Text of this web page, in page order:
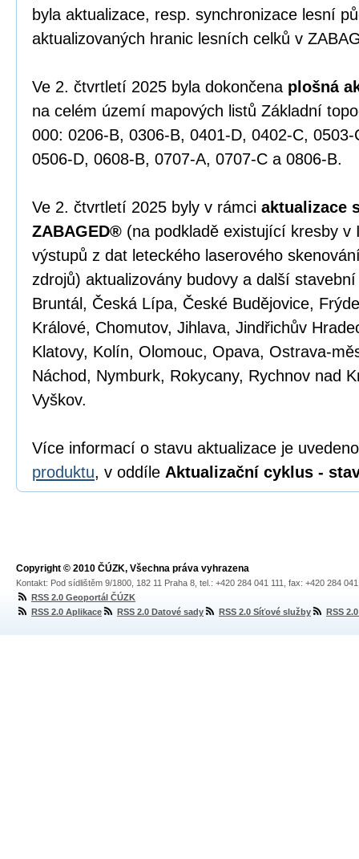
byla aktualizace, resp. synchronizace lesní
aktualizovaných hranic lesních celků v
Ve 2. čtvrtletí 2025 byla dokončena plošná
na celém území mapových listů Základní
000: 0206-B, 0306-B, 0401-D, 0402-C,
0506-D, 0608-B, 0707-A, 0707-C a 0806-B.
Ve 2. čtvrtletí 2025 byly v rámci aktualizace
ZABAGED® (na podkladě existující kresby v
výstupů z dat leteckého laserového
zdrojů) aktualizovány budovy a další
Bruntál, Česká Lípa, České Budějovice,
Králové, Chomutov, Jihlava, Jindřichův
Klatovy, Kolín, Olomouc, Opava, Ostrava-
Náchod, Nymburk, Rokycany, Rychnov nad
Vyškov.
Více informací o stavu aktualizace je
produktu, v oddíle Aktualizační cyklus -
Copyright © 2010 ČÚZK, Všechna práva vyhrazena
Kontakt: Pod sídlištěm 9/1800, 182 11 Praha 8, tel.: +420 284 041 111, fax: +420 284
RSS 2.0 Geoportál ČÚZK
RSS 2.0 Aplikace
RSS 2.0 Datové sady RSS 2.0 Síťové služby RSS